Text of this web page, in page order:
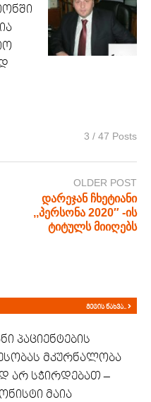
3 / 47 Posts
OLDER POST
დარეჯან ჩხეტიანი
,,პერსონა 2020″ -ის
ტიტულს მიიღებს
მეტის ნახვა..
პაციენტების
მკურნალობა
არ სჭირდებათ –
მაია